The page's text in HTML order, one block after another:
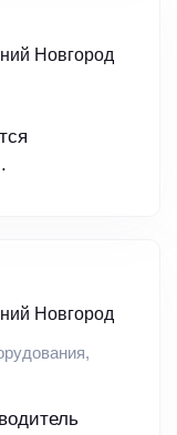
Новгород
Новгород